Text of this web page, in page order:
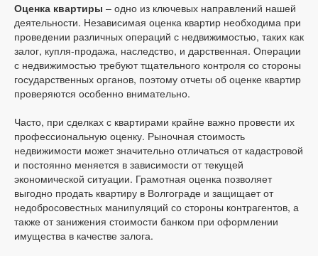
Оценка квартиры – одно из ключевых направлений нашей
деятельности. Независимая оценка квартир необходима при
проведении различных операций с недвижимостью, таких как
залог, купля-продажа, наследство, и дарственная. Операции
с недвижимостью требуют тщательного контроля со стороны
государственных органов, поэтому отчеты об оценке квартир
проверяются особенно внимательно.
Часто, при сделках с квартирами крайне важно провести их
профессиональную оценку. Рыночная стоимость
недвижимости может значительно отличаться от кадастровой
и постоянно меняется в зависимости от текущей
экономической ситуации. Грамотная оценка позволяет
выгодно продать квартиру в Волгограде и защищает от
недобросовестных манипуляций со стороны контрагентов, а
также от занижения стоимости банком при оформлении
имущества в качестве залога.